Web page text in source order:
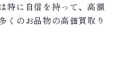
特に自信を持って、高額
くのお品物の高価買取り